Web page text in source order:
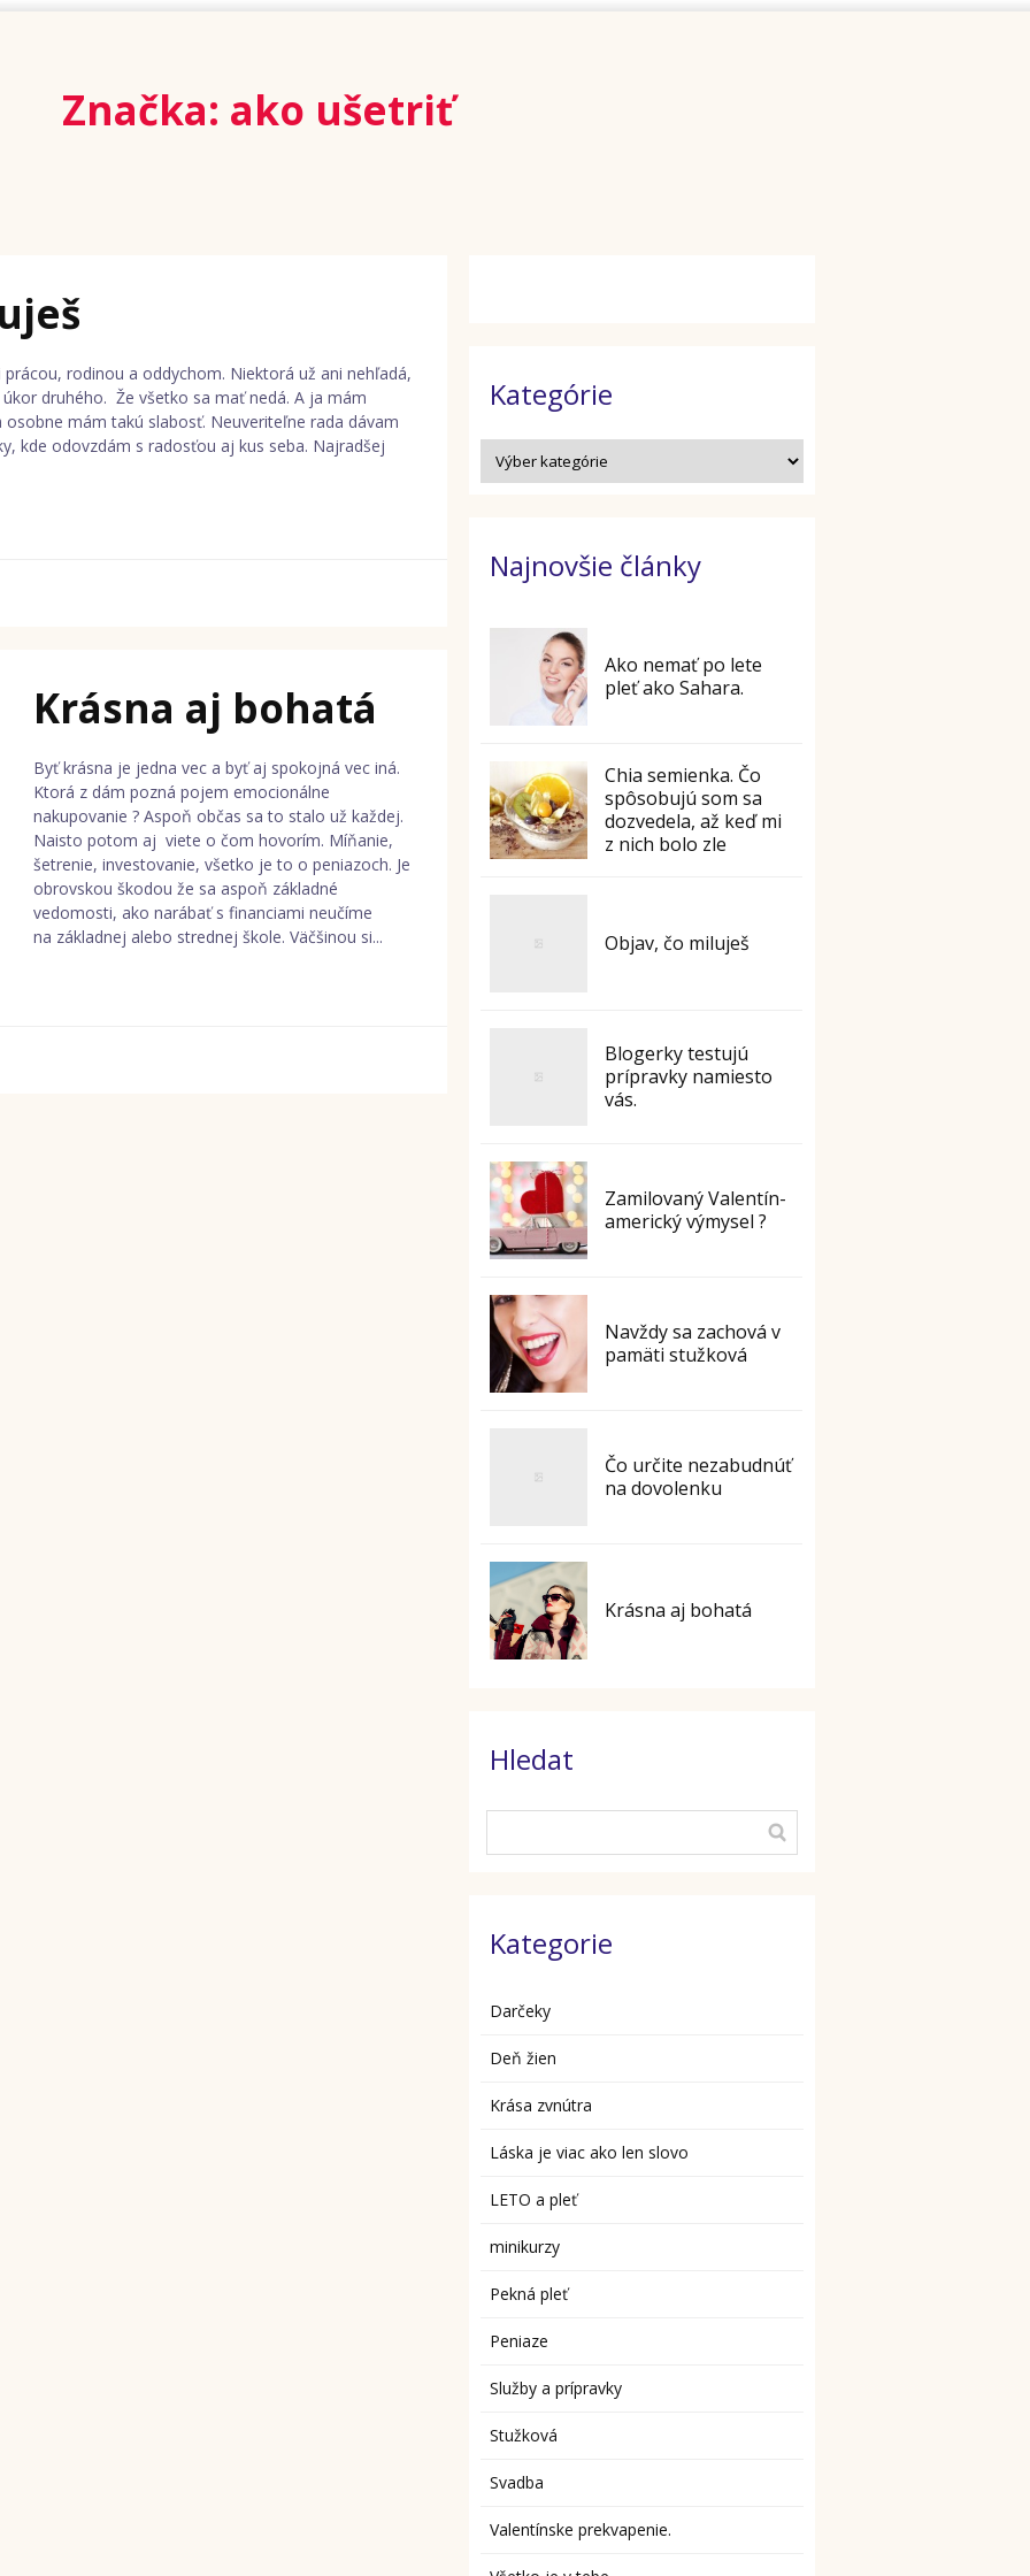
Značka: ako ušetriť
rodinou a oddychom. Niektorá už ani nehľadá,
druhého. Že všetko sa mať nedá. A ja mám
osobne mám takú slabosť. Neuveriteľne rada dávam
kde odovzdám s radosťou aj kus seba. Najradšej
Krásna aj bohatá
Byť krásna je jedna vec a byť aj spokojná vec iná.
Ktorá z dám pozná pojem emocionálne
nakupovanie ? Aspoň občas sa to stalo už každej.
Naisto potom aj viete o čom hovorím. Míňanie,
šetrenie, investovanie, všetko je to o peniazoch. Je
obrovskou škodou že sa aspoň základné
vedomosti, ako narábať s financiami neučíme
na základnej alebo strednej škole. Väčšinou si...
Kategórie
Najnovšie články
Ako nemať po lete
pleť ako Sahara.
Chia semienka. Čo
spôsobujú som sa
dozvedela, až keď mi
z nich bolo zle
Objav, čo miluješ
Blogerky testujú
prípravky namiesto
vás.
Zamilovaný Valentín-
americký výmysel ?
Navždy sa zachová v
pamäti stužková
Čo určite nezabudnúť
na dovolenku
Krásna aj bohatá
Hledat
Kategorie
Darčeky
Deň žien
Krása zvnútra
Láska je viac ako len slovo
LETO a pleť
minikurzy
Pekná pleť
Peniaze
Služby a prípravky
Stužková
Svadba
Valentínske prekvapenie.